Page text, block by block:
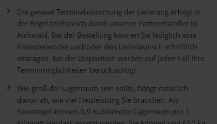
Die genaue Terminabstimmung der Lieferung erfolgt in
der Regel telefonisch durch unseren Partnerhändler in
Aichwald. Bei der Bestellung können Sie lediglich eine
Kalenderwoche und/oder den Lieferwunsch schriftlich
eintragen. Bei der Disposition werden auf jeden Fall Ihre
Terminmöglichkeiten berücksichtigt.
Wie groß der Lagerraum sein sollte, hängt natürlich
davon ab, wie viel Heizleistung Sie brauchen. Als
Faustregel können 0,9 Kubikmeter Lagerraum pro 1